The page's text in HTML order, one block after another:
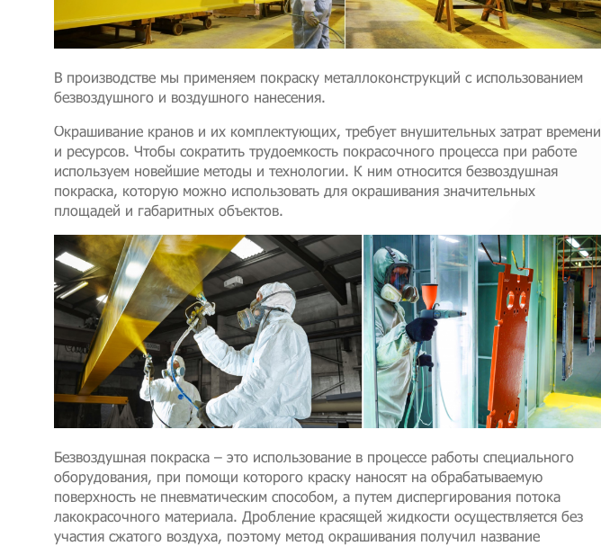
В производстве мы применяем покраску металлоконструкций с использованием
безвоздушного и воздушного нанесения.
Окрашивание кранов и их комплектующих, требует внушительных затрат времени
и ресурсов. Чтобы сократить трудоемкость покрасочного процесса при работе
используем новейшие методы и технологии. К ним относится безвоздушная
покраска, которую можно использовать для окрашивания значительных
площадей и габаритных объектов.
Безвоздушная покраска – это использование в процессе работы специального
оборудования, при помощи которого краску наносят на обрабатываемую
поверхность не пневматическим способом, а путем диспергирования потока
лакокрасочного материала. Дробление красящей жидкости осуществляется без
участия сжатого воздуха, поэтому метод окрашивания получил название